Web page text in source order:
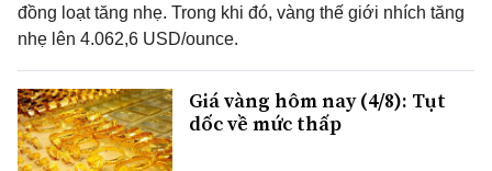
đồng loạt tăng nhẹ. Trong khi đó, vàng thế giới nhích tăng
nhẹ lên 4.062,6 USD/ounce.
Giá vàng hôm nay (4/8): Tụt
dốc về mức thấp